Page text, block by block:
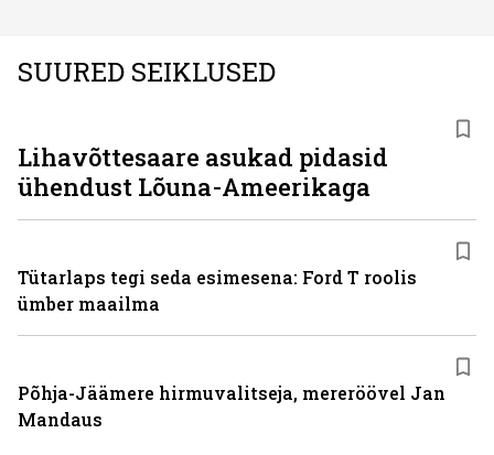
SUURED SEIKLUSED
Lihavõttesaare asukad pidasid
ühendust Lõuna-Ameerikaga
Tütarlaps tegi seda esimesena: Ford T roolis
ümber maailma
Põhja-Jäämere hirmuvalitseja, mereröövel Jan
Mandaus